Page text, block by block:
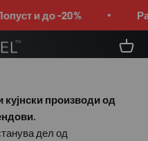
и до -20%
Korpa
кујнски производи од